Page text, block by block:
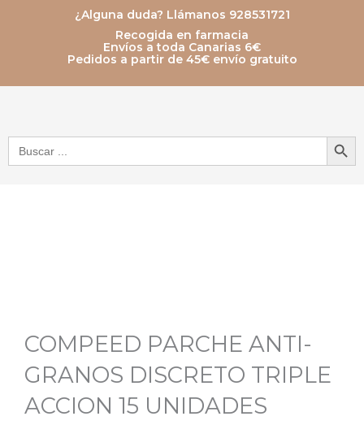
¿Alguna duda? Llámanos 928531721
Recogida en farmacia
Envíos a toda Canarias 6€
Pedidos a partir de 45€ envío gratuito
Buscar: Botón de
COMPEED PARCHE ANTI-
GRANOS DISCRETO TRIPLE
ACCION 15 UNIDADES